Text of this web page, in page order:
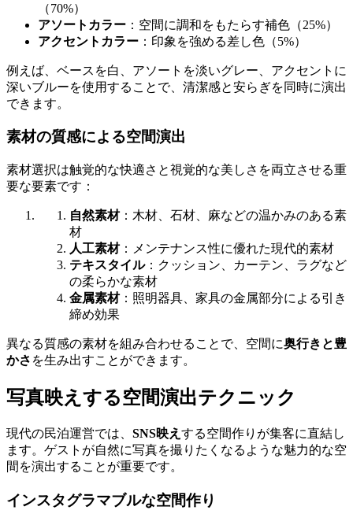
（70%）
アソートカラー ：空間に調和をもたらす補色（25%）
アクセントカラー ：印象を強める差し色（5%）
例えば、ベースを白、アソートを淡いグレー、アクセントに
深いブルーを使用することで、清潔感と安らぎを同時に演出
できます。
素材の質感による空間演出
素材選択は触覚的な快適さと視覚的な美しさを両立させる重
要な要素です：
自然素材：木材、石材、麻などの温かみのある素
材
人工素材：メンテナンス性に優れた現代的素材
テキスタイル：クッション、カーテン、ラグなど
の柔らかな素材
金属素材：照明器具、家具の金属部分による引き
締め効果
異なる質感の素材を組み合わせることで、空間に奥行きと豊
かさ を生み出すことができます。
写真映えする空間演出テクニック
現代の民泊運営では、 SNS映え する空間作りが集客に直結し
ます。ゲストが自然に写真を撮りたくなるような魅力的な空
間を演出することが重要です。
インスタグラマブルな空間作り